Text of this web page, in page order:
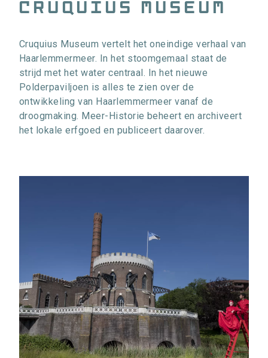
cruquius museum
Cruquius Museum vertelt het oneindige verhaal van
Haarlemmermeer. In het stoomgemaal staat de
strijd met het water centraal. In het nieuwe
Polderpaviljoen is alles te zien over de
ontwikkeling van Haarlemmermeer vanaf de
droogmaking. Meer-Historie beheert en archiveert
het lokale erfgoed en publiceert daarover.